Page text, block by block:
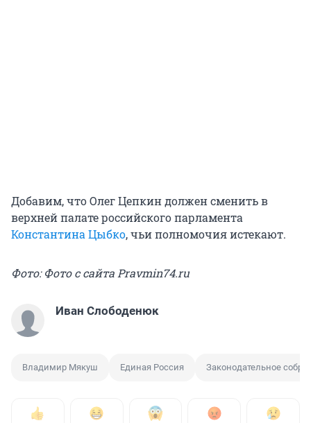
Добавим, что Олег Цепкин должен сменить в
верхней палате российского парламента
Константина Цыбко, чьи полномочия истекают.
Фото: Фото с сайта Pravmin74.ru
Иван Слободенюк
Владимир Мякуш Единая Россия Законодательное